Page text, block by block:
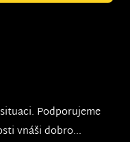
Podporujeme
vnáši dobro...